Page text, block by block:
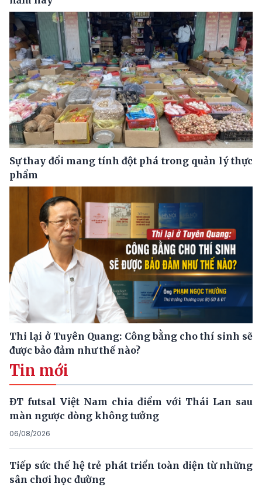
Sự thay đổi mang tính đột phá trong quản lý thực
phẩm
Thi lại ở Tuyên Quang: Công bằng cho thí sinh sẽ
được bảo đảm như thế nào?
Tin mới
ĐT futsal Việt Nam chia điểm với Thái Lan sau
màn ngược dòng không tưởng
06/08/2026
Tiếp sức thế hệ trẻ phát triển toàn diện từ những
sân chơi học đường